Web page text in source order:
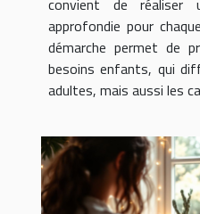
convient de réaliser
approfondie pour
démarche permet de
besoins enfants, qui
adultes, mais aussi les